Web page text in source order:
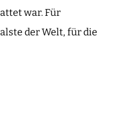
war. Für
der Welt, für die